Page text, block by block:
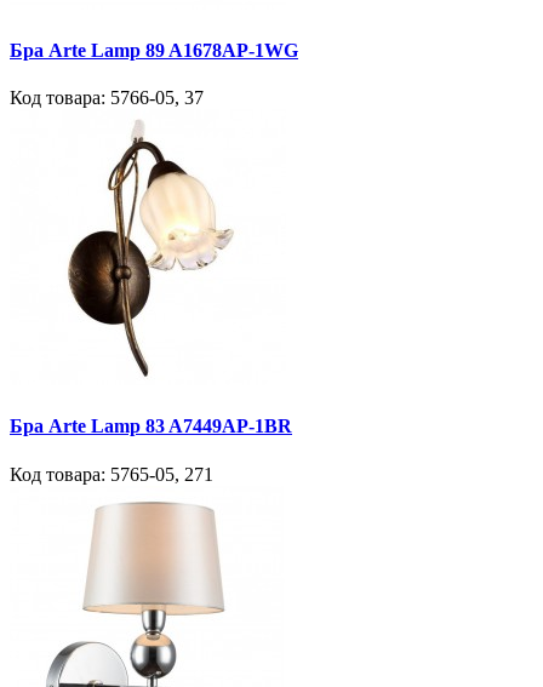
Бра Arte Lamp 89 A1678AP-1WG
Код товара: 5766-05, 37
Бра Arte Lamp 83 A7449AP-1BR
Код товара: 5765-05, 271